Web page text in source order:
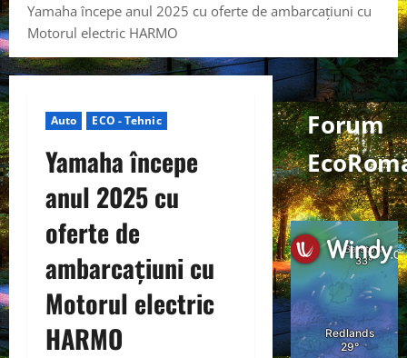
Yamaha începe anul 2025 cu oferte de ambarcațiuni cu
Motorul electric HARMO
Auto ECO - Tehnic
Yamaha începe
anul 2025 cu
oferte de
ambarcațiuni cu
Motorul electric
HARMO
Forum